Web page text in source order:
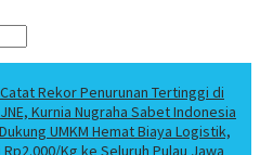
Rekor Penurunan Tertinggi di
Kurnia Nugraha Sabet Indonesia
Dukung UMKM Hemat Biaya Logistik,
Kg ke Seluruh Pulau Jawa